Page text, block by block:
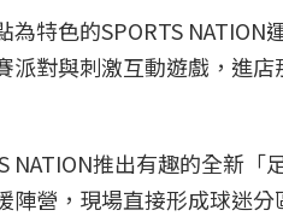
特色的SPORTS NATION
對與刺激互動遊戲，進
推出有趣的全新「
營，現場直接形成球迷